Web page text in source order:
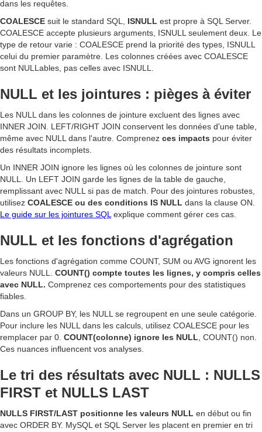
dans les requêtes.
COALESCE suit le standard SQL, ISNULL est propre à SQL Server.
COALESCE accepte plusieurs arguments, ISNULL seulement deux. Le
type de retour varie : COALESCE prend la priorité des types, ISNULL
celui du premier paramètre. Les colonnes créées avec COALESCE
sont NULLables, pas celles avec ISNULL.
NULL et les jointures : pièges à éviter
Les NULL dans les colonnes de jointure excluent des lignes avec
INNER JOIN. LEFT/RIGHT JOIN conservent les données d'une table,
même avec NULL dans l'autre. Comprenez ces impacts pour éviter
des résultats incomplets.
Un INNER JOIN ignore les lignes où les colonnes de jointure sont
NULL. Un LEFT JOIN garde les lignes de la table de gauche,
remplissant avec NULL si pas de match. Pour des jointures robustes,
utilisez COALESCE ou des conditions IS NULL dans la clause ON.
Le guide sur les jointures SQL explique comment gérer ces cas.
NULL et les fonctions d'agrégation
Les fonctions d'agrégation comme COUNT, SUM ou AVG ignorent les
valeurs NULL. COUNT() compte toutes les lignes, y compris celles
avec NULL. Comprenez ces comportements pour des statistiques
fiables.
Dans un GROUP BY, les NULL se regroupent en une seule catégorie.
Pour inclure les NULL dans les calculs, utilisez COALESCE pour les
remplacer par 0. COUNT(colonne) ignore les NULL , COUNT() non.
Ces nuances influencent vos analyses.
Le tri des résultats avec NULL : NULLS
FIRST et NULLS LAST
NULLS FIRST/LAST positionne les valeurs NULL en début ou fin
avec ORDER BY. MySQL et SQL Server les placent en premier en tri